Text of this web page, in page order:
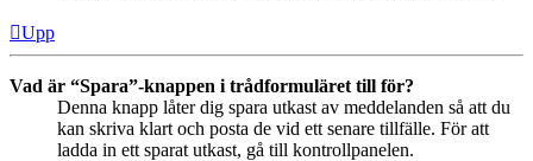
Upp
Vad är “Spara”-knappen i trådformuläret till för?
Denna knapp låter dig spara utkast av meddelanden så att du
kan skriva klart och posta de vid ett senare tillfälle. För att
ladda in ett sparat utkast, gå till kontrollpanelen.